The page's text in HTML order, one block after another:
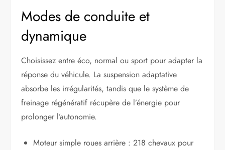
Modes de conduite et
dynamique
Choisissez entre éco, normal ou sport pour adapter la
réponse du véhicule. La suspension adaptative
absorbe les irrégularités, tandis que le système de
freinage régénératif récupère de l’énergie pour
prolonger l’autonomie.
Moteur simple roues arrière : 218 chevaux pour